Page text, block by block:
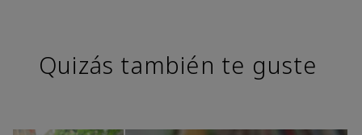
Quizás también te guste